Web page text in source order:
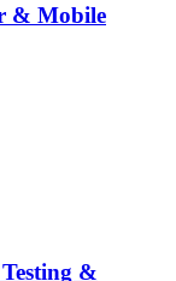
& Mobile
&